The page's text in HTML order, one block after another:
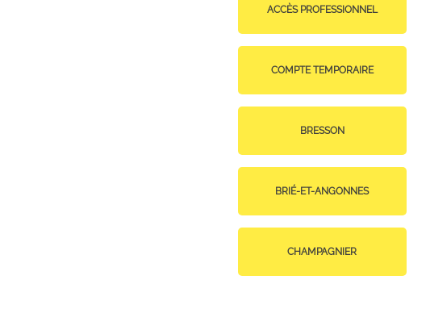
ACCÈS PROFESSIONNEL
COMPTE TEMPORAIRE
BRESSON
BRIÉ-ET-ANGONNES
CHAMPAGNIER